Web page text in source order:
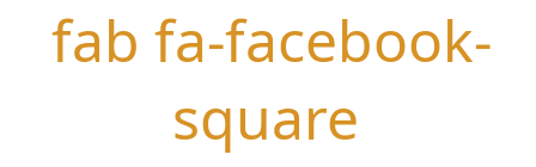
fab fa-facebook-
square